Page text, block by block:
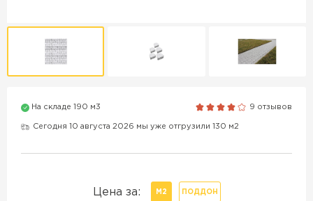
На складе 190 м3 9 отзывов
Сегодня 10 августа 2026 мы уже отгрузили 130 м2
Цена за: М2 ПОДДОН
ПОКАЗАТЬ БОЛЬШЕ
ВСЕ ПРОИЗВОДИТЕЛИ